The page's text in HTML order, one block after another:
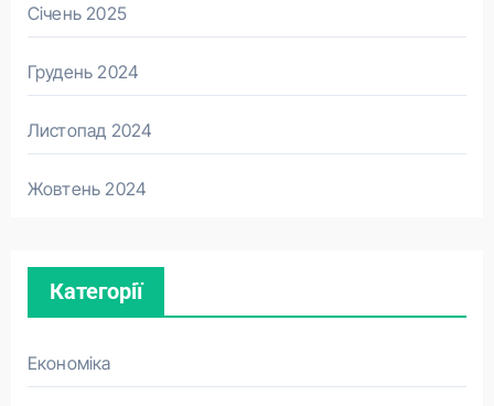
Січень 2025
Грудень 2024
Листопад 2024
Жовтень 2024
Категорії
Економіка